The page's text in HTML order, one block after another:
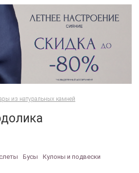
из натуральных камней
Бусы
Кулоны и подвески